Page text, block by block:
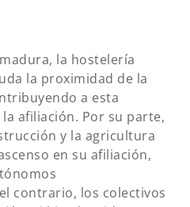
la hostelería
la proximidad de la
a esta
afiliación. Por su parte,
y la agricultura
en su afiliación,
contrario, los colectivos